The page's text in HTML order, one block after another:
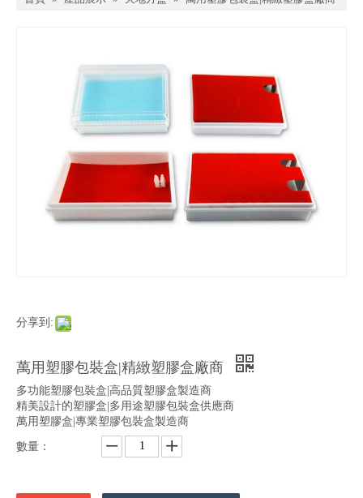
分享到:
萬用塑膠包裝盒|精緻塑膠盒廠商
多功能塑膠包裝盒|高品質塑膠盒製造商
精美設計的塑膠盒|多用途塑膠包裝盒供應商
萬用塑膠盒|專業塑膠包裝盒製造商
數量：